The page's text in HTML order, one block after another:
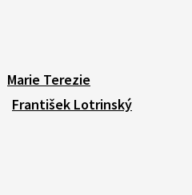
Marie Terezie
František Lotrinský